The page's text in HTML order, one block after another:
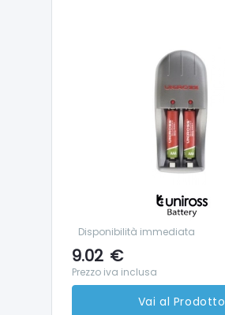
Disponibilità immediata
9.02 €
Prezzo iva inclusa
Vai al Prodotto